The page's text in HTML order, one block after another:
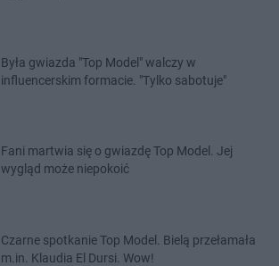
Była gwiazda "Top Model" walczy w
influencerskim formacie. "Tylko sabotuje"
Fani martwia się o gwiazdę Top Model. Jej
wygląd może niepokoić
Czarne spotkanie Top Model. Bielą przełamała
m.in. Klaudia El Dursi. Wow!